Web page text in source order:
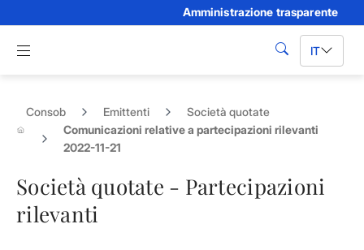
Amministrazione trasparente
Apri menu di navigazione
cerca IT
Consob Emittenti
Società quotate
Comunicazioni relative a partecipazioni rilevanti
2022-11-21
Società quotate - Partecipazioni
rilevanti